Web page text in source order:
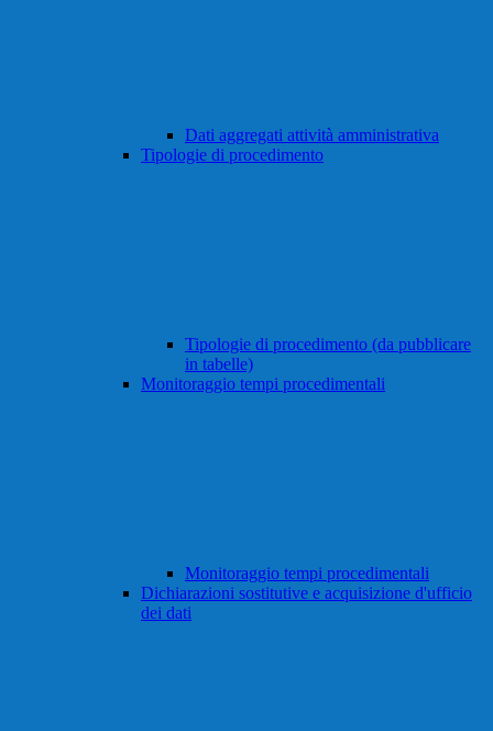
Dati aggregati attività amministrativa
Tipologie di procedimento
Tipologie di procedimento (da pubblicare
in tabelle)
Monitoraggio tempi procedimentali
Monitoraggio tempi procedimentali
Dichiarazioni sostitutive e acquisizione d'ufficio
dei dati